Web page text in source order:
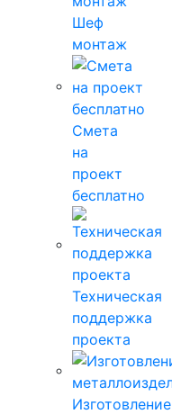
Шеф
монтаж
Смета
на
проект
бесплатно
Техническая
поддержка
проекта
Изготовление